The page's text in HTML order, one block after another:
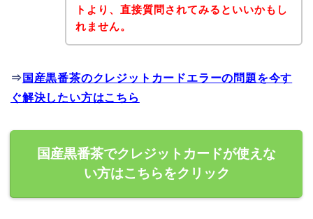
トより、直接質問されてみるといいかもし
れません。
⇒ 国産黒番茶のクレジットカードエラーの問題を今す
ぐ解決したい方はこちら
国産黒番茶でクレジットカードが使えな
い方はこちらをクリック